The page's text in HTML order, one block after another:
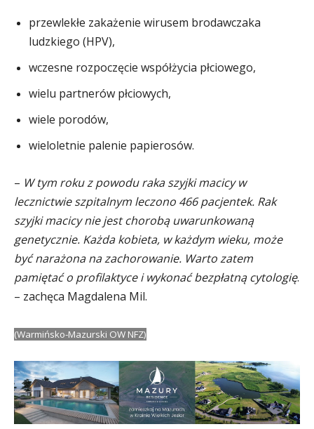
przewlekłe zakażenie wirusem brodawczaka
ludzkiego (HPV),
wczesne rozpoczęcie współżycia płciowego,
wielu partnerów płciowych,
wiele porodów,
wieloletnie palenie papierosów.
– W tym roku z powodu raka szyjki macicy w
lecznictwie szpitalnym leczono 466 pacjentek. Rak
szyjki macicy nie jest chorobą uwarunkowaną
genetycznie. Każda kobieta, w każdym wieku, może
być narażona na zachorowanie. Warto zatem
pamiętać o profilaktyce i wykonać bezpłatną cytologię.
– zachęca Magdalena Mil.
(Warmińsko-Mazurski OW NFZ)